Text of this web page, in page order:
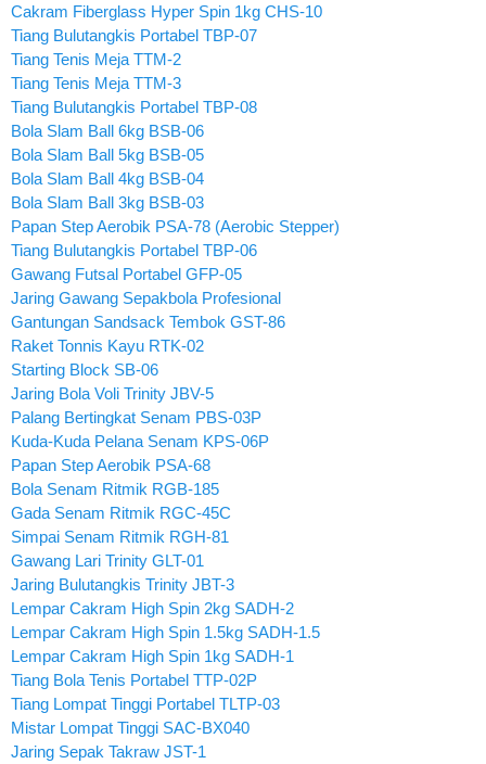
Cakram Fiberglass Hyper Spin 1kg CHS-10
Tiang Bulutangkis Portabel TBP-07
Tiang Tenis Meja TTM-2
Tiang Tenis Meja TTM-3
Tiang Bulutangkis Portabel TBP-08
Bola Slam Ball 6kg BSB-06
Bola Slam Ball 5kg BSB-05
Bola Slam Ball 4kg BSB-04
Bola Slam Ball 3kg BSB-03
Papan Step Aerobik PSA-78 (Aerobic Stepper)
Tiang Bulutangkis Portabel TBP-06
Gawang Futsal Portabel GFP-05
Jaring Gawang Sepakbola Profesional
Gantungan Sandsack Tembok GST-86
Raket Tonnis Kayu RTK-02
Starting Block SB-06
Jaring Bola Voli Trinity JBV-5
Palang Bertingkat Senam PBS-03P
Kuda-Kuda Pelana Senam KPS-06P
Papan Step Aerobik PSA-68
Bola Senam Ritmik RGB-185
Gada Senam Ritmik RGC-45C
Simpai Senam Ritmik RGH-81
Gawang Lari Trinity GLT-01
Jaring Bulutangkis Trinity JBT-3
Lempar Cakram High Spin 2kg SADH-2
Lempar Cakram High Spin 1.5kg SADH-1.5
Lempar Cakram High Spin 1kg SADH-1
Tiang Bola Tenis Portabel TTP-02P
Tiang Lompat Tinggi Portabel TLTP-03
Mistar Lompat Tinggi SAC-BX040
Jaring Sepak Takraw JST-1